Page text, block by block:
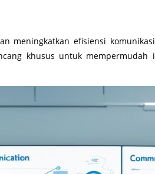
meningkatkan efisiensi
khusus untuk